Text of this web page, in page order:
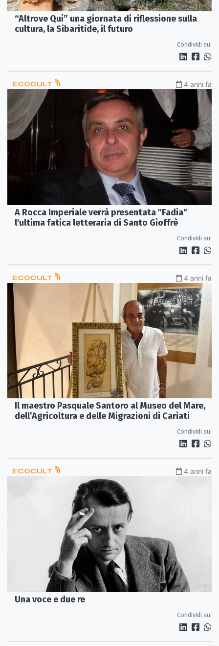
“Altrove Qui” una giornata di riflessione sulla
cultura, la Sibaritide, il futuro
Condividi su:
ECOCULT 4 anni fa
A Rocca Imperiale verrà presentata "Fadia"
l'ultima fatica letteraria di Santo Gioffrè
Condividi su:
ECOCULT 4 anni fa
Il maestro Pasquale Santoro al Museo del Mare,
dell’Agricoltura e delle Migrazioni di Cariati
Condividi su:
ECOCULT 4 anni fa
Una voce e due re
Condividi su: